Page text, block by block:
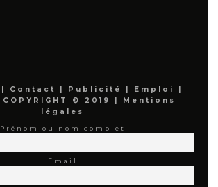
| Contact | Publicité | Emploi
|
COPYRIGHT © 2019 |
Mentions
légales
Prénom ou nom complet
Email